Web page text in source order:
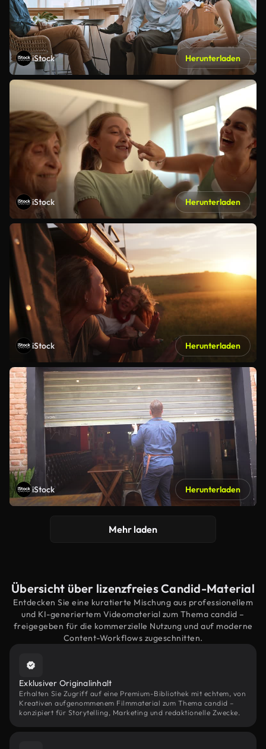
iStock Herunterladen
iStock Herunterladen
iStock Herunterladen
iStock Herunterladen
Mehr laden
Übersicht über lizenzfreies Candid-Material
Entdecken Sie eine kuratierte Mischung aus professionellem
und KI-generiertem Videomaterial zum Thema candid –
freigegeben für die kommerzielle Nutzung und auf moderne
Content-Workflows zugeschnitten.
Exklusiver Originalinhalt
Erhalten Sie Zugriff auf eine Premium-Bibliothek mit echtem, von
Kreativen aufgenommenem Filmmaterial zum Thema candid –
konzipiert für Storytelling, Marketing und redaktionelle Zwecke.